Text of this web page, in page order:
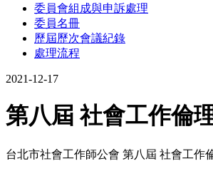
委員會組成與申訴處理
委員名冊
歷屆歷次會議紀錄
處理流程
2021-12-17
第八屆 社會工作倫
台北市社會工作師公會 第八屆 社會工作